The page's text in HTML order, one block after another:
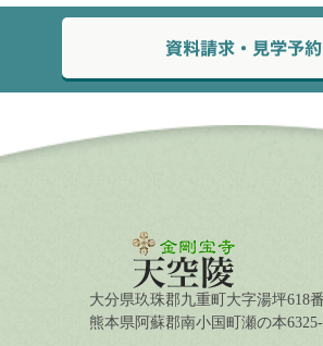
大分県玖珠郡九重町大字湯坪618
熊本県阿蘇郡南小国町瀬の本